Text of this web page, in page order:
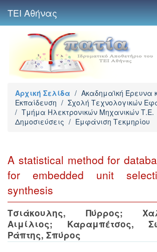
ΤΕΙ Αθήνας
Αρχική Σελίδα / Ακαδημαϊκή Έρευνα
Εκπαίδευση / Σχολή Τεχνολογικών
/ Τμήμα Ηλεκτρονικών Μηχανικών Τ.Ε.
Δημοσιεύσεις / Εμφάνιση Τεκμηρίου
A statistical method for
for embedded unit
synthesis
Τσιάκουλης, Πύρρος;
Αιμίλιος; Καραμπέτσος,
Ράπτης, Σπύρος